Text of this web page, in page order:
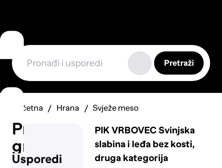
Usporedi
Prijavi
grešku
Pretraži
Početna Hrana Svježe meso
PIK VRBOVECSvinjska
slabina i leđa bez kosti,
druga kategorija